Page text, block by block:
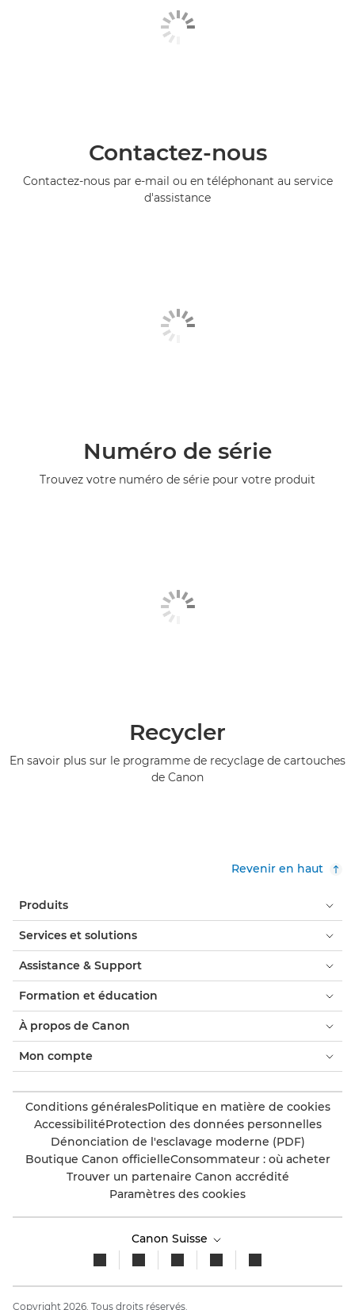
Contactez-nous
Contactez-nous par e-mail ou en téléphonant au service
d'assistance
Numéro de série
Trouvez votre numéro de série pour votre produit
Recycler
En savoir plus sur le programme de recyclage de cartouches
de Canon
Revenir en haut
Produits
Services et solutions
Assistance & Support
Formation et éducation
À propos de Canon
Mon compte
Conditions généralesPolitique en matière de cookies
AccessibilitéProtection des données personnelles
Dénonciation de l'esclavage moderne (PDF)
Boutique Canon officielleConsommateur : où acheter
Trouver un partenaire Canon accrédité
Paramètres des cookies
Canon Suisse
Copyright 2026. Tous droits réservés.